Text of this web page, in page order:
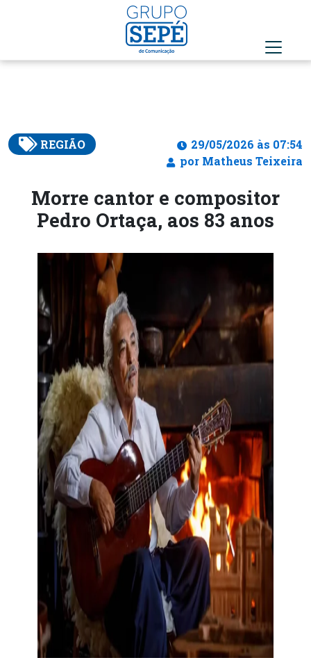
REGIÃO
29/05/2026 às 07:54
por Matheus Teixeira
Morre cantor e compositor
Pedro Ortaça, aos 83 anos